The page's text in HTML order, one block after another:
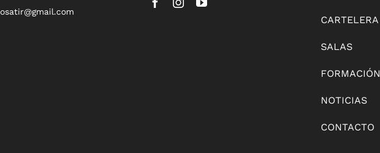
CARTELERA
SALAS
FORMACIÓN
NOTICIAS
CONTACTO